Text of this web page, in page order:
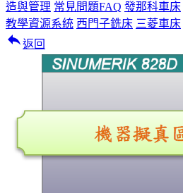
造與管理 常見問題FAQ 發那科車床
教學資源系統 西門子銑床 三菱車床
reply返回